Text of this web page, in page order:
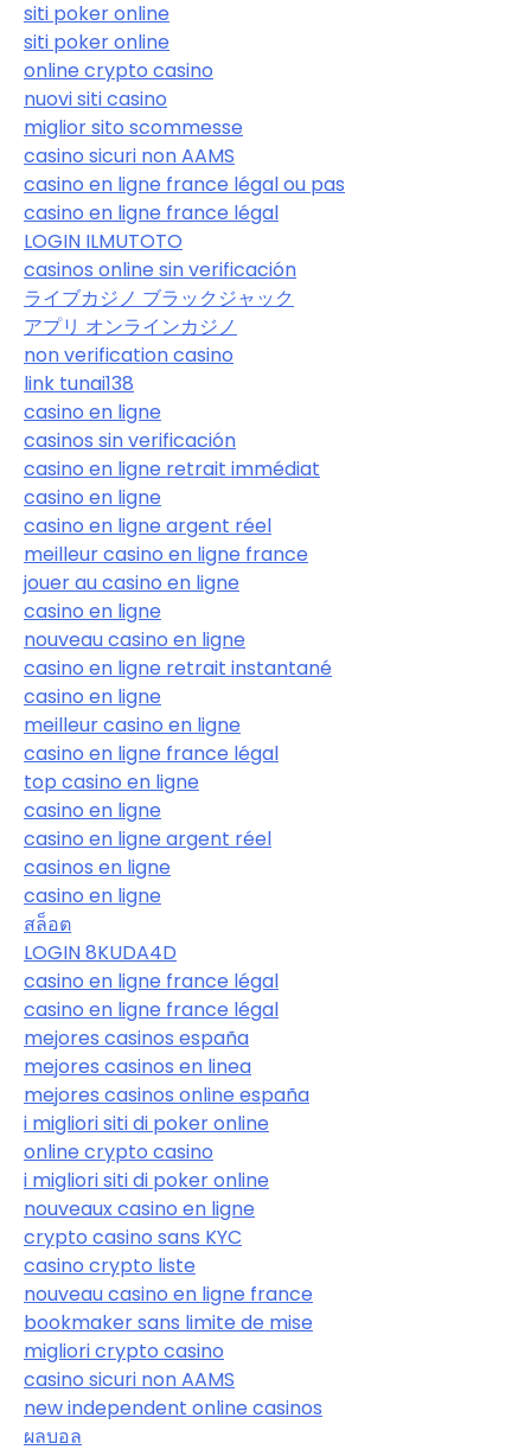
siti poker online
siti poker online
online crypto casino
nuovi siti casino
miglior sito scommesse
casino sicuri non AAMS
casino en ligne france légal ou pas
casino en ligne france légal
LOGIN ILMUTOTO
casinos online sin verificación
ライブカジノ ブラックジャック
アプリ オンラインカジノ
non verification casino
link tunai138
casino en ligne
casinos sin verificación
casino en ligne retrait immédiat
casino en ligne
casino en ligne argent réel
meilleur casino en ligne france
jouer au casino en ligne
casino en ligne
nouveau casino en ligne
casino en ligne retrait instantané
casino en ligne
meilleur casino en ligne
casino en ligne france légal
top casino en ligne
casino en ligne
casino en ligne argent réel
casinos en ligne
casino en ligne
สล็อต
LOGIN 8KUDA4D
casino en ligne france légal
casino en ligne france légal
mejores casinos españa
mejores casinos en linea
mejores casinos online españa
i migliori siti di poker online
online crypto casino
i migliori siti di poker online
nouveaux casino en ligne
crypto casino sans KYC
casino crypto liste
nouveau casino en ligne france
bookmaker sans limite de mise
migliori crypto casino
casino sicuri non AAMS
new independent online casinos
ผลบอล